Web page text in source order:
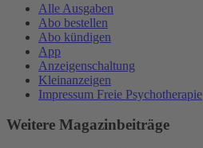
Alle Ausgaben
Abo bestellen
Abo kündigen
App
Anzeigenschaltung
Kleinanzeigen
Impressum Freie Psychotherapie
Weitere Magazinbeiträge